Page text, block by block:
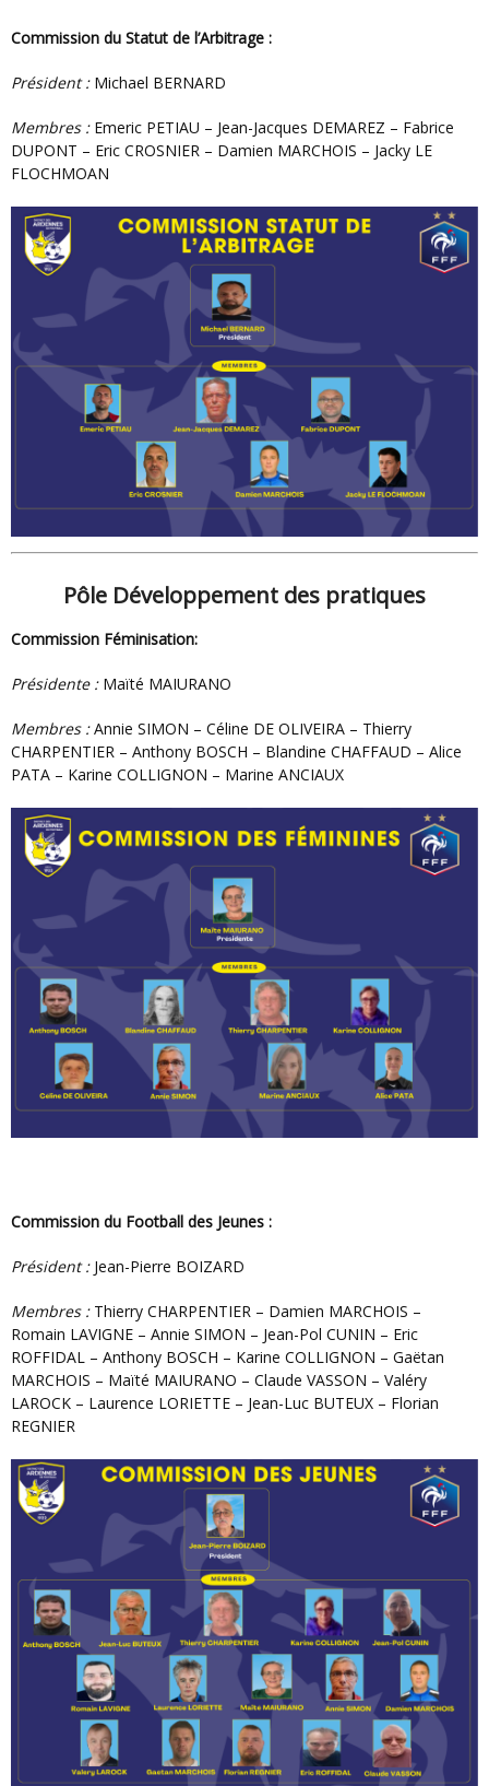
Commission du Statut de l’Arbitrage :
Président :Michael BERNARD
Membres :Emeric PETIAU – Jean-Jacques DEMAREZ – Fabrice
DUPONT – Eric CROSNIER – Damien MARCHOIS – Jacky LE
FLOCHMOAN
Pôle Développement des pratiques
Commission Féminisation:
Présidente :Maïté MAIURANO
Membres :Annie SIMON – Céline DE OLIVEIRA – Thierry
CHARPENTIER – Anthony BOSCH – Blandine CHAFFAUD – Alice
PATA – Karine COLLIGNON – Marine ANCIAUX
Commission du Football des Jeunes :
Président :Jean-Pierre BOIZARD
Membres :Thierry CHARPENTIER – Damien MARCHOIS –
Romain LAVIGNE – Annie SIMON – Jean-Pol CUNIN – Eric
ROFFIDAL – Anthony BOSCH – Karine COLLIGNON – Gaëtan
MARCHOIS – Maïté MAIURANO – Claude VASSON – Valéry
LAROCK – Laurence LORIETTE – Jean-Luc BUTEUX – Florian
REGNIER